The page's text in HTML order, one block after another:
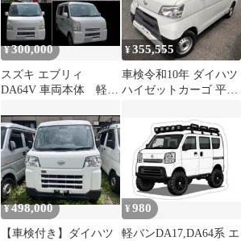
止 断熱 日焼け防止 分
煙対策 開閉自由 ファス
ナー付き ほとんどの車
種対応 (155*140cm)
¥300,000
スズキ エブリィ
DA64V 車両本体 軽バ
¥355,555
車検令和10年 ダイハツ
ハイゼットカーゴ 平成
¥498,000
【車検付き】ダイハツ
¥980
軽バンDA17,DA64系 エ